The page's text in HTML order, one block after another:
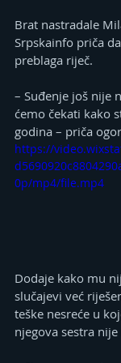
Brat nastradale
Srpskainfo priča
preblaga riječ.
– Suđenje još nije
ćemo čekati kako
godina – priča
https://
0p/mp4/file.mp4
Dodaje kako mu
slučajevi već
teške nesreće u
njegova sestra